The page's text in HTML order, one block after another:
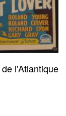
l'Atlantique